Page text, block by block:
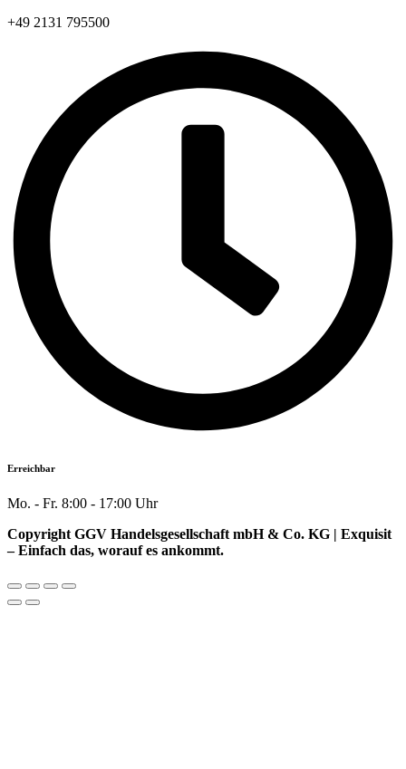
+49 2131 795500​
Erreichbar
Mo. - Fr. 8:00 - 17:00 Uhr
Copyright GGV Handelsgesellschaft mbH & Co. KG | Exquisit
– Einfach das, worauf es ankommt.